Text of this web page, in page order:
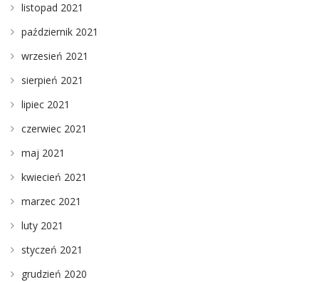
listopad 2021
październik 2021
wrzesień 2021
sierpień 2021
lipiec 2021
czerwiec 2021
maj 2021
kwiecień 2021
marzec 2021
luty 2021
styczeń 2021
grudzień 2020